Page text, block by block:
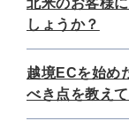
北米のお客様
しょうか？
越境ECを始め
べき点を教え